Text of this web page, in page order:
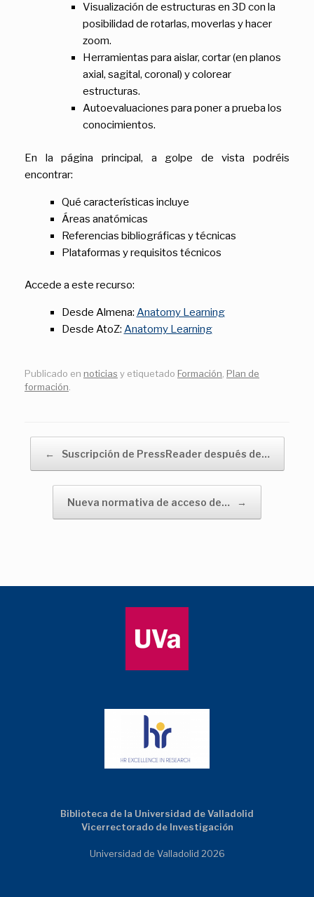
Visualización de estructuras en 3D con la
posibilidad de rotarlas, moverlas y hacer
zoom.
Herramientas para aislar, cortar (en planos
axial, sagital, coronal) y colorear
estructuras.
Autoevaluaciones para poner a prueba los
conocimientos.
En la página principal, a golpe de vista podréis
encontrar:
Qué características incluye
Áreas anatómicas
Referencias bibliográficas y técnicas
Plataformas y requisitos técnicos
Accede a este recurso:
Desde Almena: Anatomy Learning
Desde AtoZ: Anatomy Learning
Publicado en noticias y etiquetado Formación, Plan de
formación.
← Suscripción de PressReader después de…
Nueva normativa de acceso de… →
Biblioteca de la Universidad de Valladolid
Vicerrectorado de Investigación
Universidad de Valladolid 2026